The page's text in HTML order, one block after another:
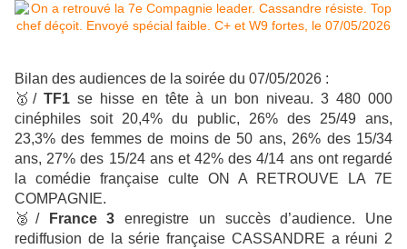
Bilan des audiences de la soirée du 07/05/2026 :
🥇 /TF1 se hisse en tête à un bon niveau. 3 480 000
cinéphiles soit 20,4% du public, 26% des 25/49 ans,
23,3% des femmes de moins de 50 ans, 26% des 15/34
ans, 27% des 15/24 ans et 42% des 4/14 ans ont regardé
la comédie française culte ON A RETROUVE LA 7E
COMPAGNIE.
🥈 / France 3 enregistre un succès d’audience. Une
rediffusion de la série française CASSANDRE a réuni 2